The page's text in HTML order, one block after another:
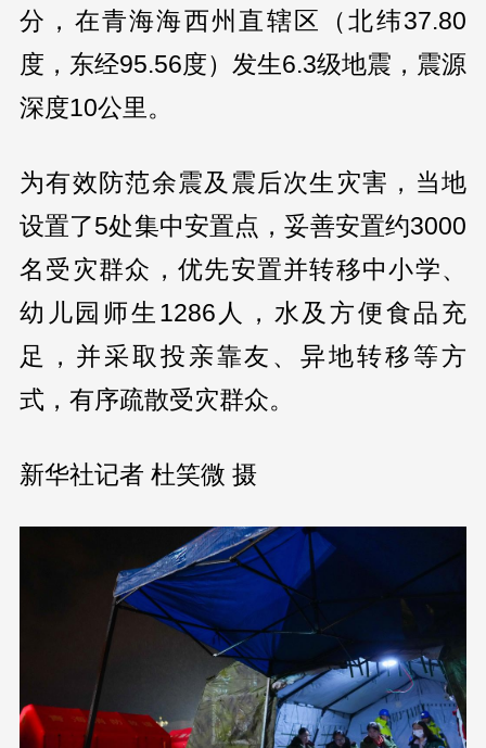
分，在青海海西州直辖区（北纬37.80
度，东经95.56度）发生6.3级地震，震源
深度10公里。
为有效防范余震及震后次生灾害，当地
设置了5处集中安置点，妥善安置约3000
名受灾群众，优先安置并转移中小学、
幼儿园师生1286人，水及方便食品充
足，并采取投亲靠友、异地转移等方
式，有序疏散受灾群众。
新华社记者 杜笑微 摄